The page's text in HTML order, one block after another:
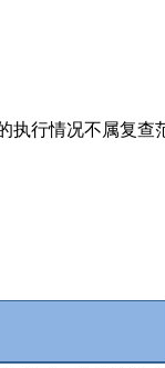
行情况不属复查